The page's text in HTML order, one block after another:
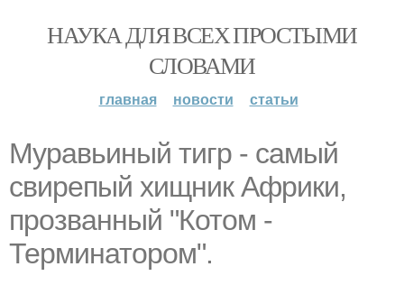
НАУКА ДЛЯ ВСЕХ ПРОСТЫМИ
СЛОВАМИ
главная новости статьи
Муравьиный тигр - самый
свирепый хищник Африки,
прозванный "Котом -
Терминатором".